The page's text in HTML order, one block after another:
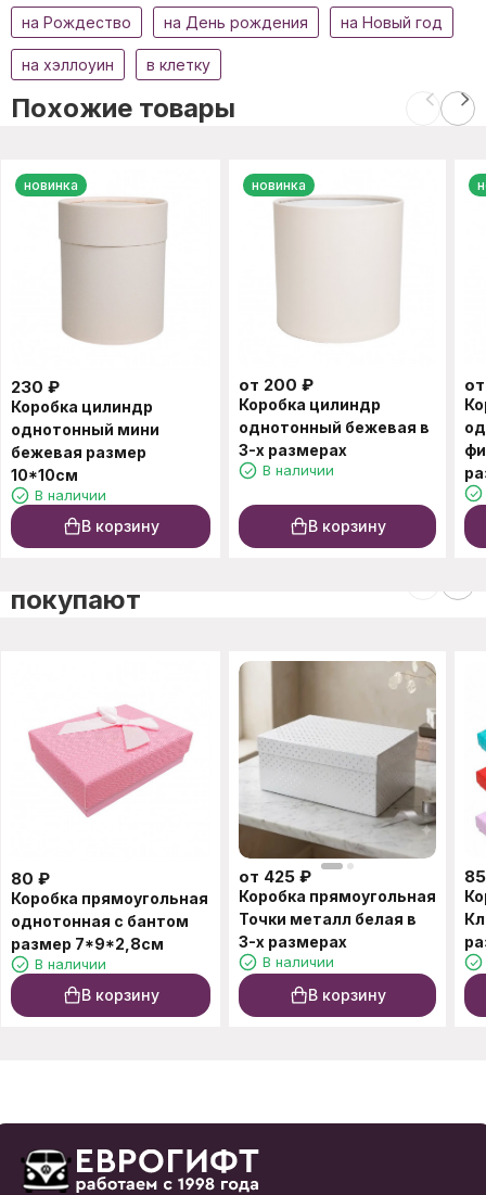
на Рождество на День рождения на Новый год
на хэллоуин в клетку
Похожие товары
новинка
230 ₽
Коробка цилиндр
однотонный мини
бежевая размер
10*10см
В наличии
В корзину
новинка
от 200 ₽
Коробка цилиндр
однотонный бежевая в
3-х размерах
В наличии
В корзину
покупают
80 ₽
Коробка прямоугольная
однотонная с бантом
размер 7*9*2,8см
В наличии
В корзину
от 425 ₽
Коробка прямоугольная
Точки металл белая в
3-х размерах
В наличии
В корзину
85